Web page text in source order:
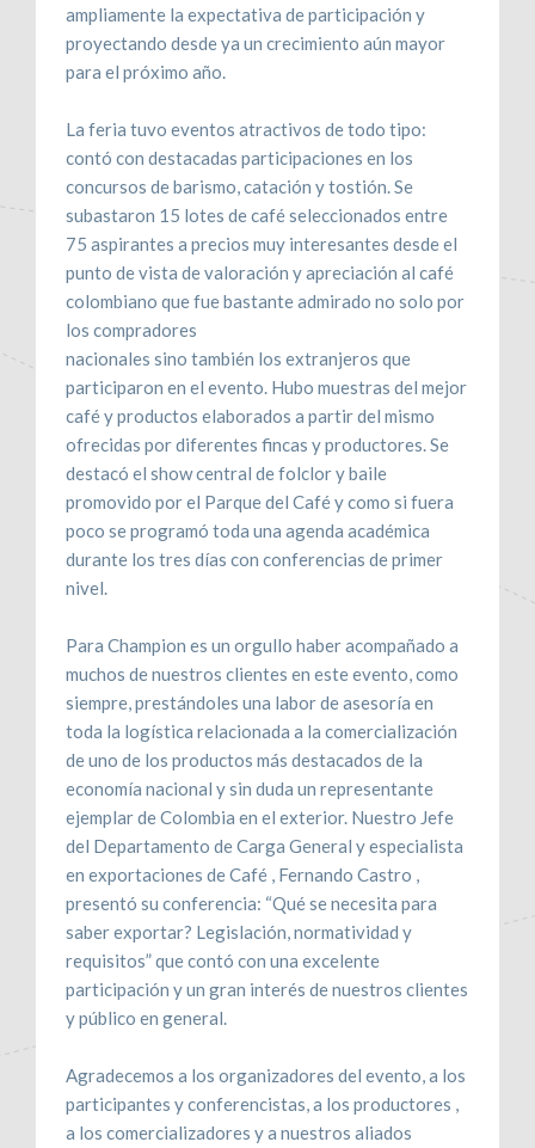
ampliamente la expectativa de participación y
proyectando desde ya un crecimiento aún mayor
para el próximo año.
La feria tuvo eventos atractivos de todo tipo:
contó con destacadas participaciones en los
concursos de barismo, catación y tostión. Se
subastaron 15 lotes de café seleccionados entre
75 aspirantes a precios muy interesantes desde el
punto de vista de valoración y apreciación al café
colombiano que fue bastante admirado no solo por
los compradores
nacionales sino también los extranjeros que
participaron en el evento. Hubo muestras del mejor
café y productos elaborados a partir del mismo
ofrecidas por diferentes fincas y productores. Se
destacó el show central de folclor y baile
promovido por el Parque del Café y como si fuera
poco se programó toda una agenda académica
durante los tres días con conferencias de primer
nivel.
Para Champion es un orgullo haber acompañado a
muchos de nuestros clientes en este evento, como
siempre, prestándoles una labor de asesoría en
toda la logística relacionada a la comercialización
de uno de los productos más destacados de la
economía nacional y sin duda un representante
ejemplar de Colombia en el exterior. Nuestro Jefe
del Departamento de Carga General y especialista
en exportaciones de Café , Fernando Castro ,
presentó su conferencia: “Qué se necesita para
saber exportar? Legislación, normatividad y
requisitos” que contó con una excelente
participación y un gran interés de nuestros clientes
y público en general.
Agradecemos a los organizadores del evento, a los
participantes y conferencistas, a los productores ,
a los comercializadores y a nuestros aliados